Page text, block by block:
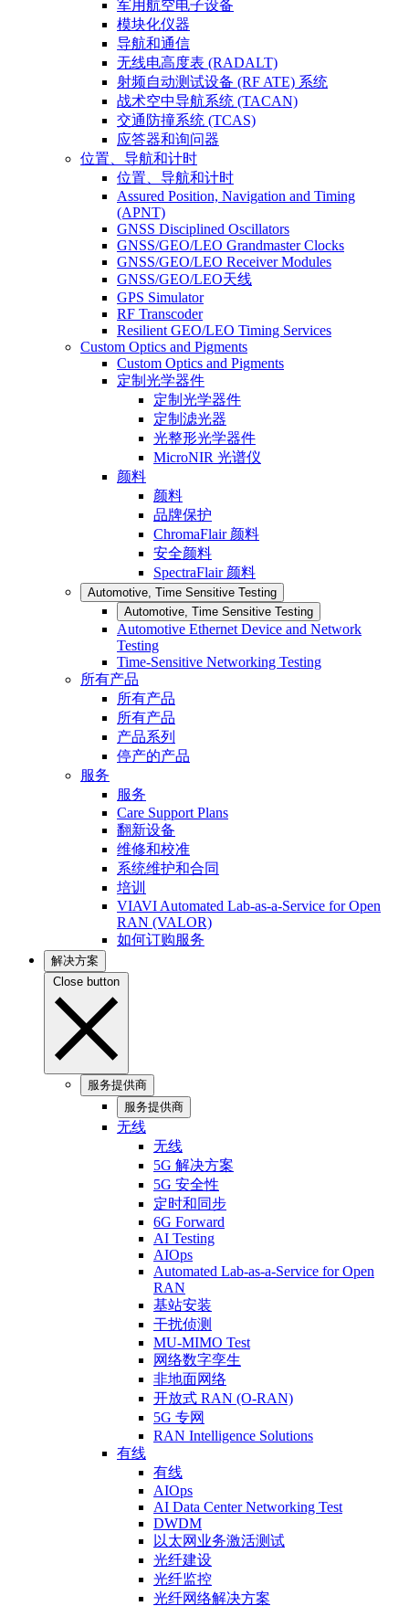
军用航空电子设备
模块化仪器
导航和通信
无线电高度表 (RADALT)
射频自动测试设备 (RF ATE) 系统
战术空中导航系统 (TACAN)
交通防撞系统 (TCAS)
应答器和询问器
位置、导航和计时
位置、导航和计时
Assured Position, Navigation and Timing
(APNT)
GNSS Disciplined Oscillators
GNSS/GEO/LEO Grandmaster Clocks
GNSS/GEO/LEO Receiver Modules
GNSS/GEO/LEO天线
GPS Simulator
RF Transcoder
Resilient GEO/LEO Timing Services
Custom Optics and Pigments
Custom Optics and Pigments
定制光学器件
定制光学器件
定制滤光器
光整形光学器件
MicroNIR 光谱仪
颜料
颜料
品牌保护
ChromaFlair 颜料
安全颜料
SpectraFlair 颜料
Automotive, Time Sensitive Testing
Automotive, Time Sensitive Testing
Automotive Ethernet Device and Network
Testing
Time-Sensitive Networking Testing
所有产品
所有产品
所有产品
产品系列
停产的产品
服务
服务
Care Support Plans
翻新设备
维修和校准
系统维护和合同
培训
VIAVI Automated Lab-as-a-Service for Open
RAN (VALOR)
如何订购服务
解决方案
Close button
服务提供商
服务提供商
无线
无线
5G 解决方案
5G 安全性
定时和同步
6G Forward
AI Testing
AIOps
Automated Lab-as-a-Service for Open
RAN
基站安装
干扰侦测
MU-MIMO Test
网络数字孪生
非地面网络
开放式 RAN (O-RAN)
5G 专网
RAN Intelligence Solutions
有线
有线
AIOps
AI Data Center Networking Test
DWDM
以太网业务激活测试
光纤建设
光纤监控
光纤网络解决方案